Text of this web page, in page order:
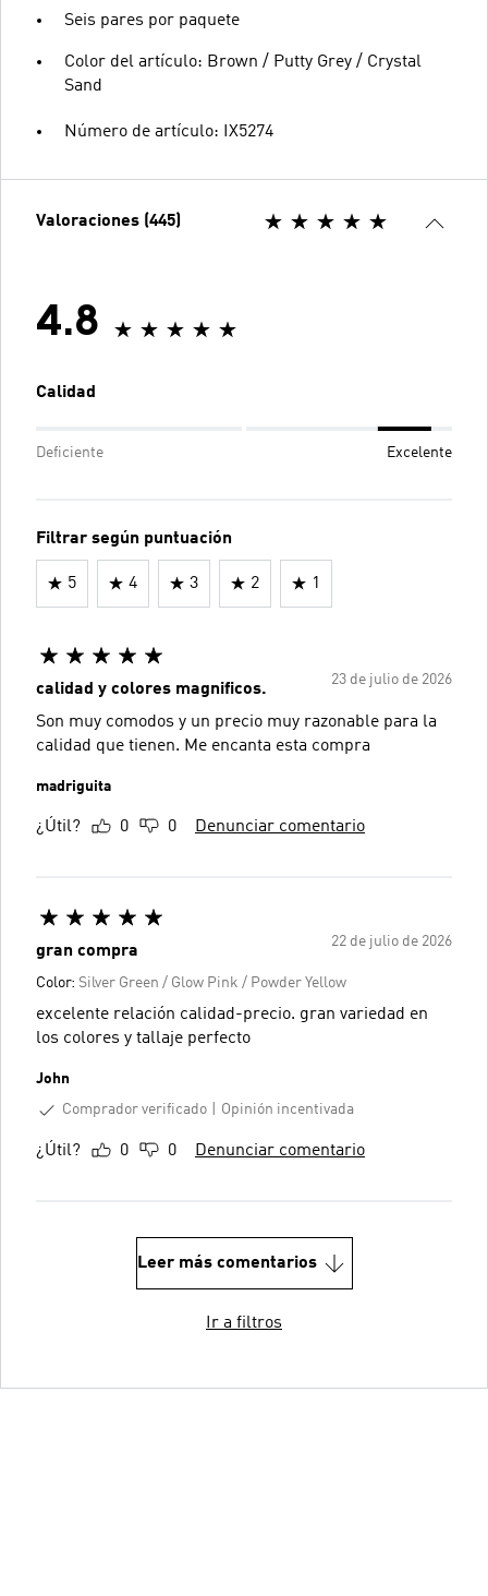
Seis pares por paquete
Color del artículo: Brown / Putty Grey / Crystal
Sand
Número de artículo: IX5274
Valoraciones (445)
4.8
Calidad
Deficiente Excelente
Filtrar según puntuación
5 4 3 2 1
23 de julio de 2026
calidad y colores magnificos.
Son muy comodos y un precio muy razonable para la
calidad que tienen. Me encanta esta compra
madriguita
¿Útil? 0 0 Denunciar comentario
22 de julio de 2026
gran compra
Color: Silver Green / Glow Pink / Powder Yellow
excelente relación calidad-precio. gran variedad en
los colores y tallaje perfecto
John
Comprador verificado
Opinión incentivada
¿Útil? 0 0 Denunciar comentario
Leer más comentarios
Ir a filtros